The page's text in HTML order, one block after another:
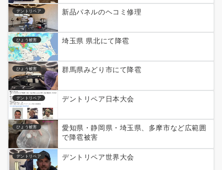
デントリペア 新品パネルのヘコミ修理
ひょう被害 埼玉県 県北にて降雹
ひょう被害 群馬県みどり市にて降雹
デントリペア デントリペア日本大会
ひょう被害
愛知県・静岡県・埼玉県、多摩市など広範囲
で降雹被害
デントリペア デントリペア世界大会